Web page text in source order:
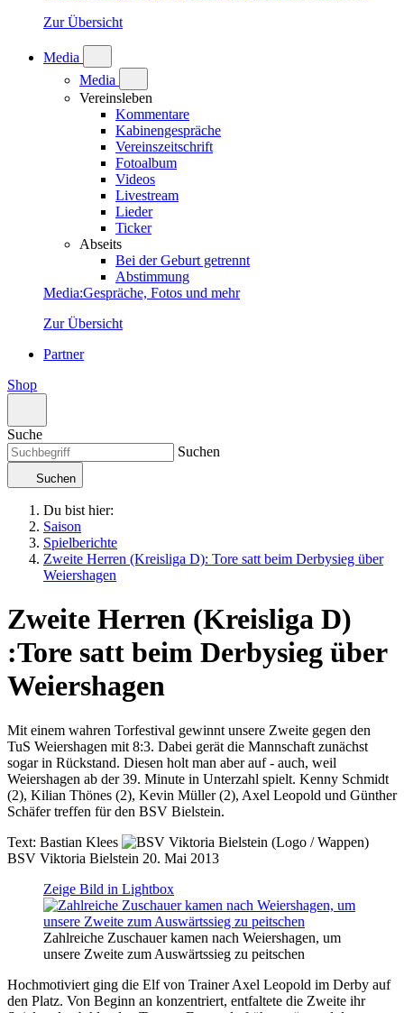
Zur Übersicht
Media
Media
Vereinsleben
Kommentare
Kabinengespräche
Vereinszeitschrift
Fotoalbum
Videos
Livestream
Lieder
Ticker
Abseits
Bei der Geburt getrennt
Abstimmung
Media:Gespräche, Fotos und mehr
Zur Übersicht
Partner
Shop
Suche
Suchen
Suchen
Du bist hier:
Saison
Spielberichte
Zweite Herren (Kreisliga D): Tore satt beim Derbysieg über
Weiershagen
Zweite Herren (Kreisliga D)
:Tore satt beim Derbysieg über
Weiershagen
Mit einem wahren Torfestival gewinnt unsere Zweite gegen den
TuS Weiershagen mit 8:3. Dabei gerät die Mannschaft zunächst
sogar in Rückstand. Diesen holt man aber auf - auch, weil
Weiershagen ab der 39. Minute in Unterzahl spielt. Kenny Schmidt
(2), Kilian Thönes (2), Kevin Müller (2), Axel Leopold und Günther
Schäfer treffen für den BSV Bielstein.
Text: Bastian Klees
BSV Viktoria Bielstein 20. Mai 2013
Zeige Bild in Lightbox
Zahlreiche Zuschauer kamen nach Weiershagen, um
unsere Zweite zum Auswärtssieg zu peitschen
Hochmotiviert ging die Elf von Trainer Axel Leopold im Derby auf
den Platz. Von Beginn an konzentriert, entfaltete die Zweite ihr